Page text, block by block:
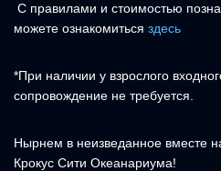
С правилами и стоимостью
можете ознакомиться здесь
*При наличии у взрослого
сопровождение не требуется.
Нырнем в неизведанное вместе
Крокус Сити Океанариума!